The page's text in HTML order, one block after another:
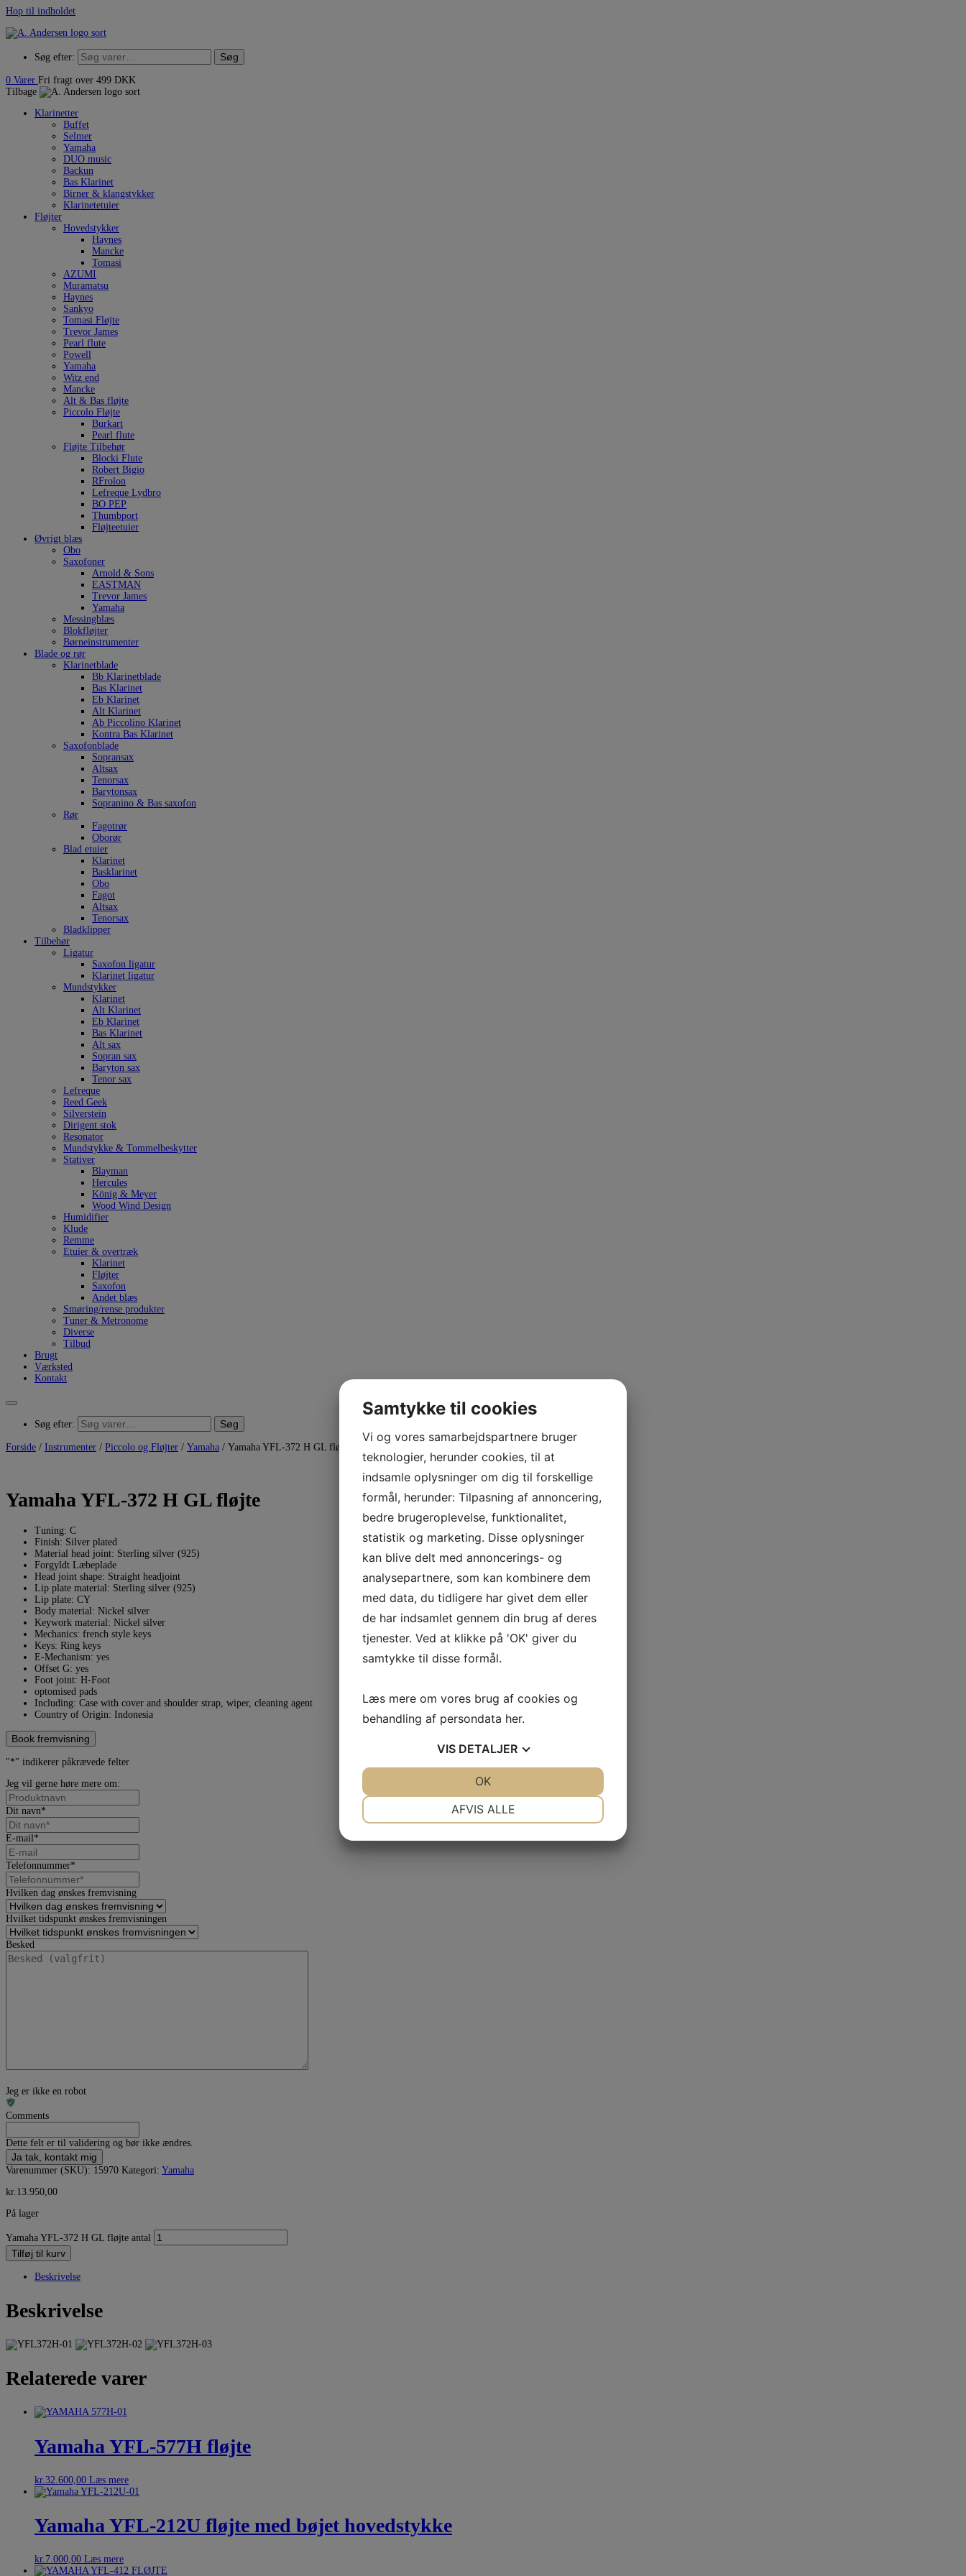
Hop til indholdet
Søg efter: Søg
0 Varer Fri fragt over 499 DKK
Tilbage
Klarinetter
Buffet
Selmer
Yamaha
DUO music
Backun
Bas Klarinet
Birner & klangstykker
Klarinetetuier
Fløjter
Hovedstykker
Haynes
Mancke
Tomasi
AZUMI
Muramatsu
Haynes
Sankyo
Tomasi Fløjte
Trevor James
Pearl flute
Powell
Yamaha
Witz end
Mancke
Alt & Bas fløjte
Piccolo Fløjte
Burkart
Pearl flute
Fløjte Tilbehør
Blocki Flute
Robert Bigio
RFrolon
Lefreque Lydbro
BO PEP
Thumbport
Fløjteetuier
Øvrigt blæs
Obo
Saxofoner
Arnold & Sons
EASTMAN
Trevor James
Yamaha
Messingblæs
Blokfløjter
Børneinstrumenter
Blade og rør
Klarinetblade
Bb Klarinetblade
Bas Klarinet
Eb Klarinet
Alt Klarinet
Ab Piccolino Klarinet
Kontra Bas Klarinet
Saxofonblade
Sopransax
Altsax
Tenorsax
Barytonsax
Sopranino & Bas saxofon
Rør
Fagotrør
Oborør
Blad etuier
Klarinet
Basklarinet
Obo
Fagot
Altsax
Tenorsax
Bladklipper
Tilbehør
Ligatur
Saxofon ligatur
Klarinet ligatur
Mundstykker
Klarinet
Alt Klarinet
Eb Klarinet
Bas Klarinet
Alt sax
Sopran sax
Baryton sax
Tenor sax
Lefreque
Reed Geek
Silverstein
Dirigent stok
Resonator
Mundstykke & Tommelbeskytter
Stativer
Blayman
Hercules
König & Meyer
Wood Wind Design
Humidifier
Klude
Remme
Etuier & overtræk
Klarinet
Fløjter
Saxofon
Andet blæs
Smøring/rense produkter
Tuner & Metronome
Diverse
Tilbud
Brugt
Værksted
Kontakt
Søg efter: Søg
Forside / Instrumenter / Piccolo og Fløjter / Yamaha / Yamaha YFL-372 H GL fløjte
Yamaha YFL-372 H GL fløjte
Tuning: C
Finish: Silver plated
Material head joint: Sterling silver (925)
Forgyldt Læbeplade
Head joint shape: Straight headjoint
Lip plate material: Sterling silver (925)
Lip plate: CY
Body material: Nickel silver
Keywork material: Nickel silver
Mechanics: french style keys
Keys: Ring keys
E-Mechanism: yes
Offset G: yes
Foot joint: H-Foot
optomised pads
Including: Case with cover and shoulder strap, wiper, cleaning agent
Country of Origin: Indonesia
Book fremvisning
"*" indikerer påkrævede felter
Jeg vil gerne høre mere om:
Dit navn*
E-mail*
Telefonnummer*
Hvilken dag ønskes fremvisning
Hvilket tidspunkt ønskes fremvisningen
Besked
Jeg er ikke en robot
Comments
Dette felt er til validering og bør ikke ændres.
Varenummer (SKU): 15970 Kategori: Yamaha
kr. 13.950,00
På lager
Yamaha YFL-372 H GL fløjte antal
Tilføj til kurv
Beskrivelse
Beskrivelse
Relaterede varer
Yamaha YFL-577H fløjte
kr. 32.600,00 Læs mere
Yamaha YFL-212U fløjte med bøjet hovedstykke
kr.7.000,00 Læs mere
Samtykke til cookies
Vi og vores samarbejdspartnere bruger
teknologier, herunder cookies, til at
indsamle oplysninger om dig til forskellige
formål, herunder: Tilpasning af annoncering,
bedre brugeroplevelse, funktionalitet,
statistik og marketing. Disse oplysninger
kan blive delt med annoncerings- og
analysepartnere, som kan kombinere dem
med data, du tidligere har givet dem eller
de har indsamlet gennem din brug af deres
tjenester. Ved at klikke på 'OK' giver du
samtykke til disse formål.
Læs mere om vores brug af cookies og
behandling af persondata her.
VIS DETALJER
AFVIS ALLE
OK